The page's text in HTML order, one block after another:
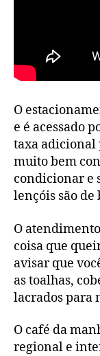
O
e é acessado
taxa adicional
muito bem
condicionar e
lençóis são de
O
coisa que
avisar que
as toalhas,
lacrados para
O café da
regional e